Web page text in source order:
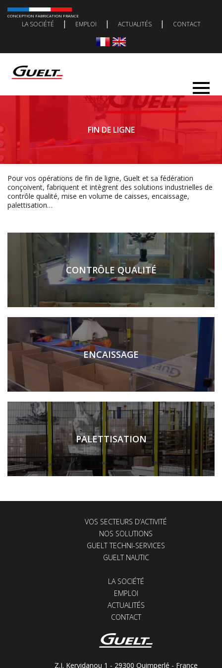
CONCEPTION FABRICATION FRANCE
LA SOCIÉTÉ | EMPLOI | ACTUALITÉS | CONTACT
FIN DE LIGNE
Pour vos opérations de fin de ligne, Guelt et sa fédération
conçoivent, fabriquent et intègrent des solutions industrielles de
contrôle qualité, mise en volume de caisses, encaissage,
palettisation…
CONTRÔLE QUALITÉ
ENCAISSAGE
PALETTISATION
VOS SECTEURS D’ACTIVITÉ
NOS SOLUTIONS
GUELT TECHNI-SERVICES
GUELT NAUTIC
LA SOCIÉTÉ
EMPLOI
ACTUALITÉS
CONTACT
Z.I. Kervidanou 1 - 29300 Quimperlé - France